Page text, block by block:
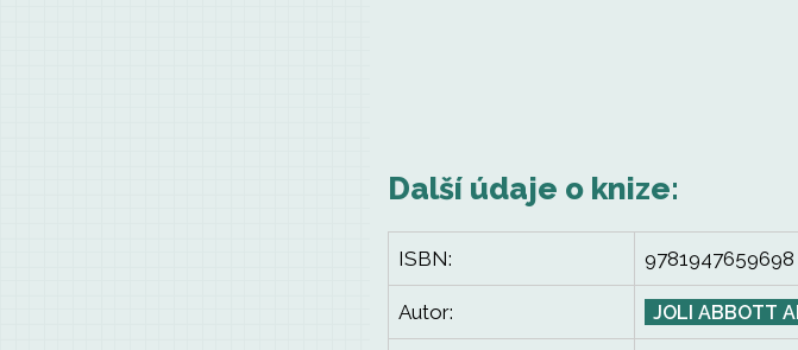
Další údaje o knize:
ISBN: 9781947659698
Autor: JOLI ABBOTT